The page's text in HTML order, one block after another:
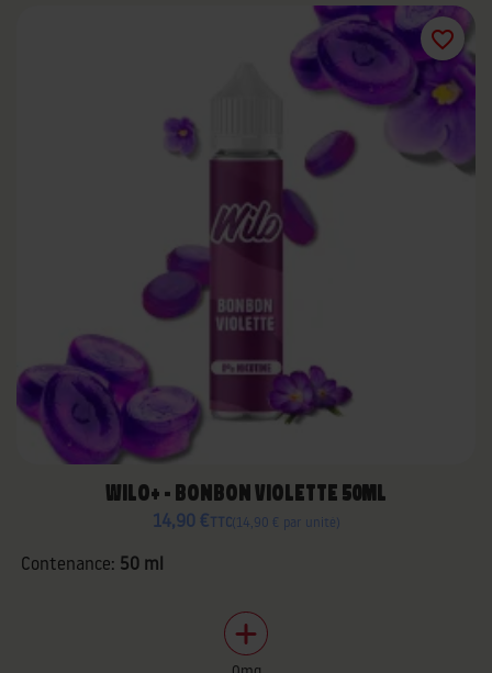
WILO+ - BONBON VIOLETTE 50ML
14,90 € TTC 14,90 € par unité
Contenance: 50 ml
favorite_border